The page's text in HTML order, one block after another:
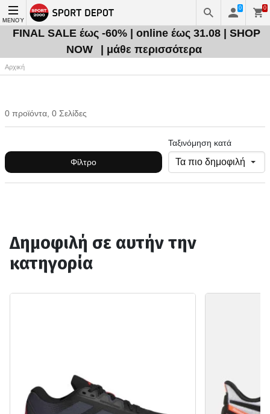
ΜΕΝΟΎ
0 0
FINAL SALE έως -60% | online έως 31.08 | SHOP
NOW
| μάθε περισσότερα
Αρχική
0 προϊόντα, 0 Σελίδες
Φίλτρο
Ταξινόμηση κατά
Δημοφιλή σε αυτήν την
κατηγορία